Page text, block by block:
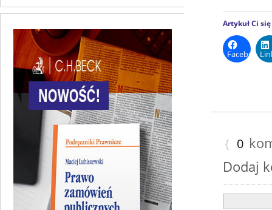
Artykuł Ci
Facebook
{ 0
Dodaj